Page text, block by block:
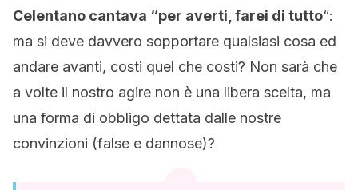
Celentano cantava “per averti, farei di tutto“:
ma si deve davvero sopportare qualsiasi cosa ed
andare avanti, costi quel che costi? Non sarà che
a volte il nostro agire non è una libera scelta, ma
una forma di obbligo dettata dalle nostre
convinzioni (false e dannose)?